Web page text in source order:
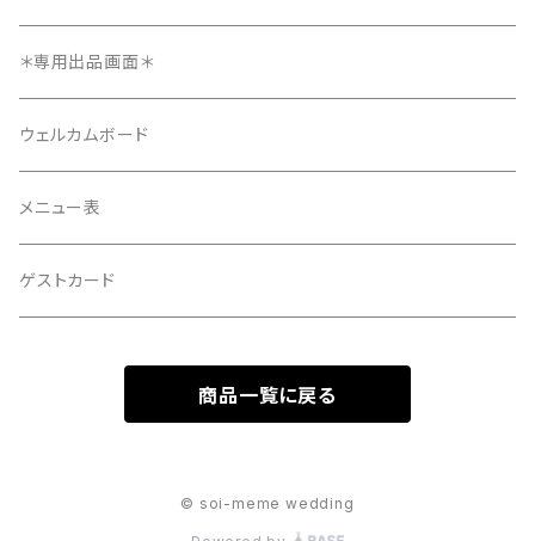
メニュー表
12ページ
＊専用出品画面＊
ウェルカムボード
メニュー表
ゲストカード
商品一覧に戻る
© soi-meme wedding